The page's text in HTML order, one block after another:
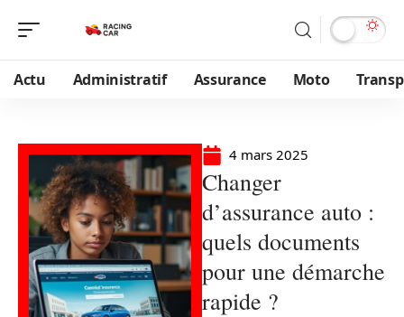
Actu Administratif Assurance Moto
4 mars 2025
Changer
d’assurance auto :
quels documents
pour une démarche
rapide ?